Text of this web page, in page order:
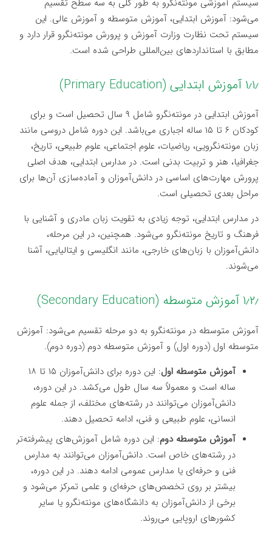
می‌شود: آموزش ابتدایی، آموزش متوسطه و آموزش عالی. این
سیستم تحت نظارت وزارت آموزش و پرورش مونته‌نگرو قرار دارد و
مطابق با استانداردهای بین‌المللی طراحی شده است.
۱٫۱٫ آموزش ابتدایی (Primary Education)
آموزش ابتدایی در مونته‌نگرو شامل ۹ سال تحصیل است و برای
کودکان ۶ تا ۱۵ ساله اجباری می‌باشد. این دوره شامل دروسی مانند
زبان مونته‌نگرویی، ریاضیات، علوم اجتماعی، علوم طبیعی، تاریخ،
جغرافیا، هنر و تربیت بدنی است. در مدارس ابتدایی، هدف اصلی
پرورش مهارت‌های اساسی در دانش‌آموزان و آماده‌سازی آن‌ها برای
مراحل بعدی تحصیلی است.
در مدارس ابتدایی، توجه زیادی به تقویت زبان مادری و آشنایی با
فرهنگ و تاریخ مونته‌نگرو می‌شود. همچنین، در این مرحله،
دانش‌آموزان با زبان‌های خارجی، مانند انگلیسی و ایتالیایی، آشنا
می‌شوند.
۱٫۲٫ آموزش متوسطه (Secondary Education)
آموزش متوسطه در مونته‌نگرو به دو مرحله تقسیم می‌شود: آموزش
متوسطه اول (دوره اول) و آموزش متوسطه دوم (دوره دوم).
آموزش متوسطه اول
: این دوره برای دانش‌آموزان ۱۵ تا ۱۸
ساله است و معمولاً سه سال طول می‌کشد. در این دوره،
دانش‌آموزان می‌توانند در رشته‌های مختلف، از جمله علوم
انسانی، علوم طبیعی و فنی، ادامه تحصیل دهند.
آموزش متوسطه دوم: این دوره شامل آموزش‌های پیشرفته‌تر
در رشته‌های خاص است. دانش‌آموزان می‌توانند به مدارس
فنی و حرفه‌ای یا مدارس عمومی ادامه دهند. در این دوره،
بیشتر بر روی تخصص‌های حرفه‌ای و علمی تمرکز می‌شود و
برخی از دانش‌آموزان به دانشگاه‌های مونته‌نگرو یا سایر
کشورهای اروپایی می‌روند.